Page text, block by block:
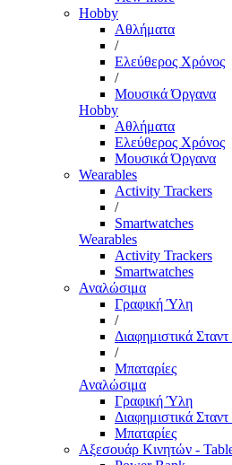
Hobby
Αθλήματα
/
Ελεύθερος Χρόνος
/
Μουσικά Όργανα
Hobby
Αθλήματα
Ελεύθερος Χρόνος
Μουσικά Όργανα
Wearables
Activity Trackers
/
Smartwatches
Wearables
Activity Trackers
Smartwatches
Αναλώσιμα
Γραφική Ύλη
/
Διαφημιστικά
/
Μπαταρίες
Αναλώσιμα
Γραφική Ύλη
Διαφημιστικά
Μπαταρίες
Αξεσουάρ Κινητών -